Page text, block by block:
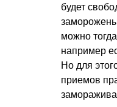
будет
можно
например
Но для
приемов